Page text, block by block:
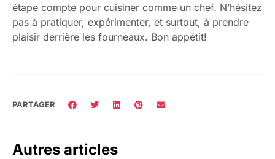
étape compte pour cuisiner comme un chef. N’hésitez
pas à pratiquer, expérimenter, et surtout, à prendre
plaisir derrière les fourneaux. Bon appétit!
PARTAGER
Autres articles